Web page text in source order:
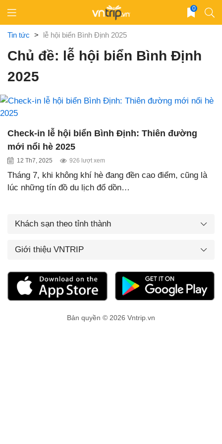
content
0
Tin tức > lễ hội biển Bình Định 2025
Chủ đề: lễ hội biển Bình Định
2025
Check-in lễ hội biển Bình Định: Thiên đường
mới nổi hè 2025
12 Th7, 2025 926 lượt xem
Tháng 7, khi không khí hè đang đền cao điểm, cũng là
lúc những tín đồ du lịch đổ dồn…
Khách sạn theo tỉnh thành
Giới thiệu VNTRIP
Bản quyền © 2026 Vntrip.vn